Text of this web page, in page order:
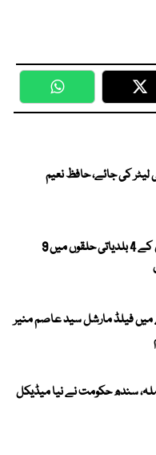
WhatsApp
228 روپے فی لیٹر کی جائے، حافظ نعیم
الیکشن کمیشن نے بلوچستان کے 4 بلدیاتی حلقوں میں 9
فیلڈ مارشل سید عاصم منیر
سندھ حکومت نے نیا میڈیکل